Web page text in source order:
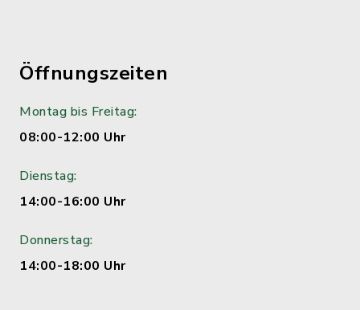
Öffnungszeiten
Montag bis Freitag:
08:00-12:00 Uhr
Dienstag:
14:00-16:00 Uhr
Donnerstag:
14:00-18:00 Uhr